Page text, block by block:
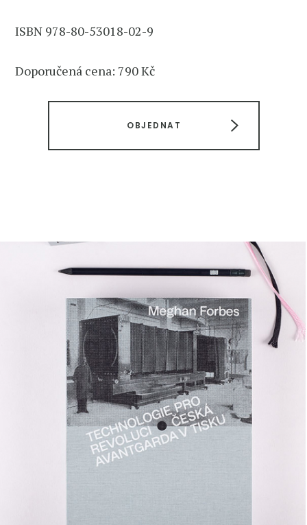
ISBN 978-80-53018-02-9
Doporučená cena: 790 Kč
OBJEDNAT